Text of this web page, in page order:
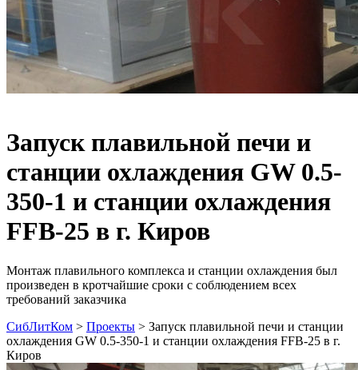
Запуск плавильной печи и
станции охлаждения GW 0.5-
350-1 и станции охлаждения
FFB-25 в г. Киров
Монтаж плавильного комплекса и станции охлаждения был
произведен в кротчайшие сроки с соблюдением всех
требований заказчика
СибЛитКом > Проекты > Запуск плавильной печи и станции
охлаждения GW 0.5-350-1 и станции охлаждения FFB-25 в г.
Киров